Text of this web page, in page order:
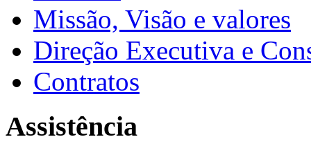
Missão, Visão e valores
Direção Executiva e
Contratos
Assistência